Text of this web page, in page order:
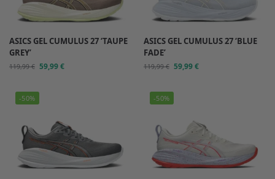
ASICS GEL CUMULUS 27 ‘TAUPE
GREY’
119,99€ 59,99€
ASICS GEL CUMULUS 27 ‘BLUE
FADE’
119,99€ 59,99€
-50% -50%